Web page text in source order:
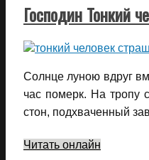
Господин Тонкий
Солнце луною вдруг
час померк. На тропу
стон, подхваченный
Читать онлайн